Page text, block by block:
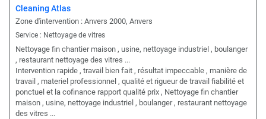
Cleaning Atlas
Zone d'intervention : Anvers 2000, Anvers
Service : Nettoyage de vitres
Nettoyage fin chantier maison , usine, nettoyage industriel , boulanger
, restaurant nettoyage des vitres ...
Intervention rapide , travail bien fait , résultat impeccable , manière de
travail , materiel professionnel , qualité et rigueur de travail fiabilité et
ponctuel et la cofinance rapport qualité prix , Nettoyage fin chantier
maison , usine, nettoyage industriel , boulanger , restaurant nettoyage
des vitres ...